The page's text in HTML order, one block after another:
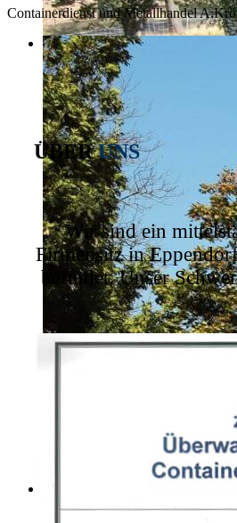
Containerdienst und Metallhandel
ÜBERUNS
Wir sind ein
Firmensitz in
befindet. Unser